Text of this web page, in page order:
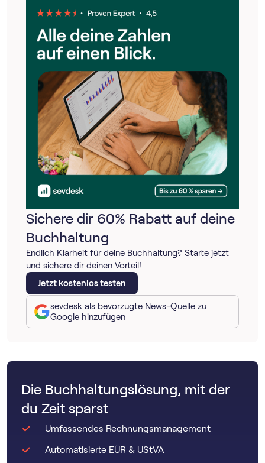
Sichere dir 60% Rabatt auf deine
Buchhaltung
Endlich Klarheit für deine Buchhaltung? Starte jetzt
und sichere dir deinen Vorteil!
Jetzt kostenlos testen
sevdesk als bevorzugte News-Quelle zu
Google hinzufügen
Die Buchhaltungslösung, mit der
du Zeit sparst
Umfassendes Rechnungsmanagement
Automatisierte EÜR & UStVA